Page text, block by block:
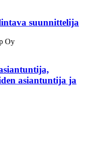
suunnittelija
Oy
asiantuntija ja